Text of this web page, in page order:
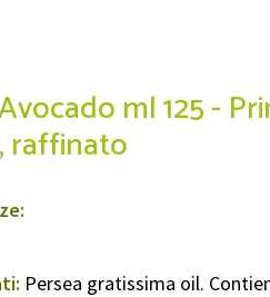
ml 125 -
raffinato
Persea gratissima oil.